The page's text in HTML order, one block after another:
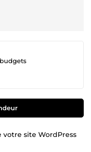
votre site WordPress